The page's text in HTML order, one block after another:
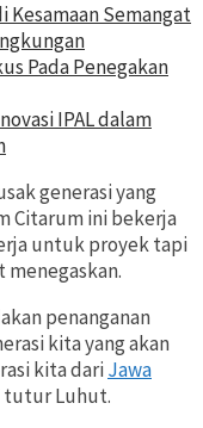
Kesamaan Semangat
Pada Penegakan
IPAL dalam
generasi yang
Citarum ini bekerja
untuk proyek tapi
menegaskan.
penanganan
kita yang akan
kita dariJawa
tutur Luhut.